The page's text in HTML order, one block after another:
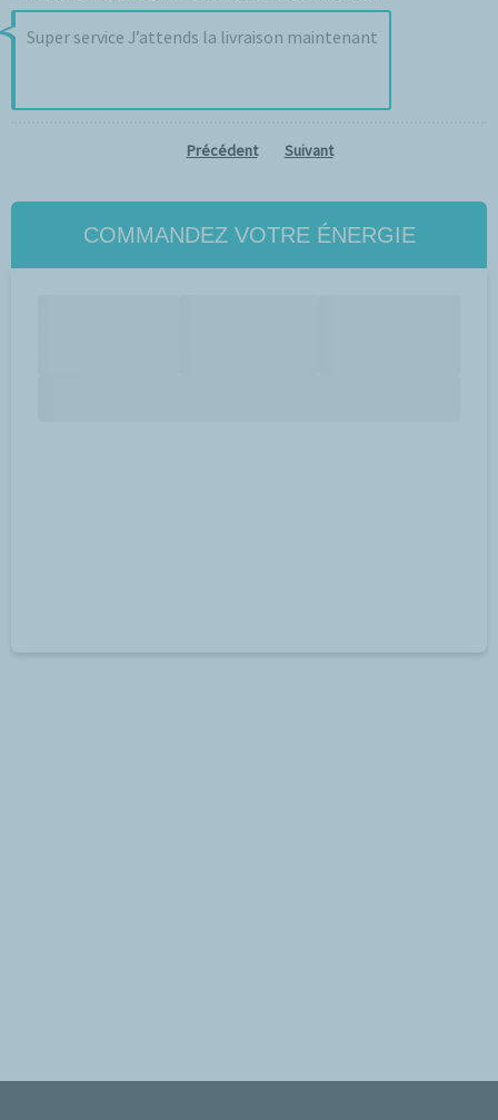
Super service J’attends la livraison maintenant
Précédent Suivant
COMMANDEZ VOTRE ÉNERGIE